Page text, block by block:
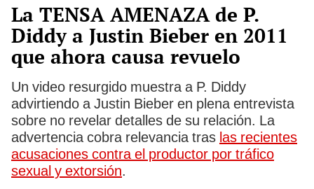
La TENSA AMENAZA de P.
Diddy a Justin Bieber en 2011
que ahora causa revuelo
Un video resurgido muestra a P. Diddy
advirtiendo a Justin Bieber en plena entrevista
sobre no revelar detalles de su relación. La
advertencia cobra relevancia tras las recientes
acusaciones contra el productor por tráfico
sexual y extorsión.